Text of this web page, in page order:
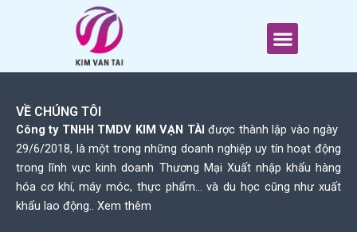
Menu
VỀ CHÚNG TÔI
Công ty TNHH TMDV KIM VẠN TÀI được thành lập vào ngày
29/6/2018, là một trong những doanh nghiệp uy tín hoạt động
trong lĩnh vực kinh doanh Thương Mại Xuất nhập khẩu hàng
hóa cơ khí, máy móc, thực phẩm… và du học cũng như xuất
khẩu lao động.. Xem thêm